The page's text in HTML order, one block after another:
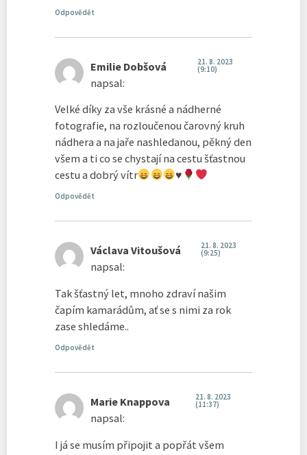
Odpovědět
Emilie Dobšová
napsal:
21. 8. 2023
(9:10)
Velké díky za vše krásné a nádherné
fotografie, na rozloučenou čarovný kruh
nádhera a na jaře nashledanou, pěkný den
všem a ti co se chystají na cestu šťastnou
cestu a dobrý vítr
♥️
Odpovědět
Václava Vitoušová
napsal:
21. 8. 2023
(9:25)
Tak šťastný let, mnoho zdraví našim
čapím kamarádům, ať se s nimi za rok
zase shledáme..
Odpovědět
Marie Knappova
napsal:
21. 8. 2023
(11:37)
I já se musím připojit a popřát všem